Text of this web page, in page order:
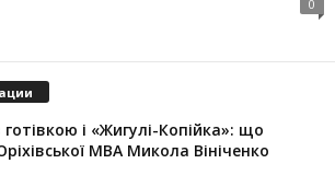
0
і «Жигулі-Копійка»: що
МВА Микола Вініченко